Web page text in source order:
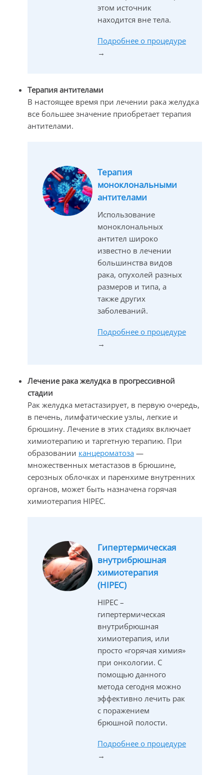
этом источник
находится вне тела.
Подробнее о процедуре
→
Терапия антителами
В настоящее время при лечении рака желудка
все большее значение приобретает терапия
антителами.
Терапия
моноклональными
антителами
Использование
моноклональных
антител широко
известно в лечении
большинства видов
рака, опухолей разных
размеров и типа, а
также других
заболеваний.
Подробнее о процедуре
→
Лечение рака желудка в прогрессивной
стадии
Рак желудка метастазирует, в первую очередь,
в печень, лимфатические узлы, легкие и
брюшину. Лечение в этих стадиях включает
химиотерапию и таргетную терапию. При
образовании канцероматоза —
множественных метастазов в брюшине,
серозных облочках и паренхиме внутренних
органов, может быть назначена горячая
химиотерапия HIPEC.
Гипертермическая
внутрибрюшная
химиотерапия
(HIPEC)
HIPEC –
гипертермическая
внутрибрюшная
химиотерапия, или
просто «горячая химия»
при онкологии. С
помощью данного
метода сегодня можно
эффективно лечить рак
с поражением
брюшной полости.
Подробнее о процедуре
→